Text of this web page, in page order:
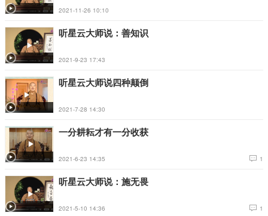
2021-11-26 10:10
听星云大师说：善知识
2021-9-23 17:43
听星云大师说四种颠倒
2021-7-28 14:30
一分耕耘才有一分收获
2021-6-23 14:35 1
听星云大师说：施无畏
2021-5-10 14:36 1